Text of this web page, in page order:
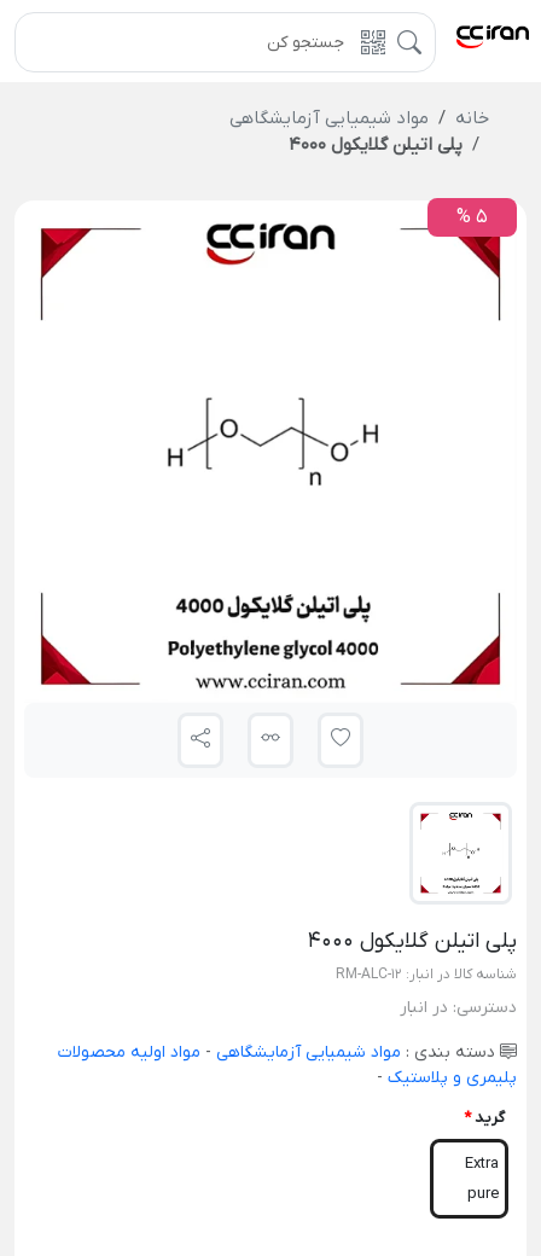
خانه
مواد شیمیایی آزمایشگاهی
پلی اتیلن گلایکول 4000
5 %
پلی اتیلن گلایکول 4000
شناسه کالا در انبار: RM-ALC-12
دسترسی: در انبار
دسته بندی : مواد شیمیایی آزمایشگاهی - مواد اولیه محصولات
پلیمری و پلاستیک -
گرید*
Extra
pure